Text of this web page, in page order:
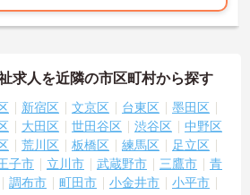
求人を近隣の市区町村から探す
新宿区 文京区 台東区
墨田区
大田区 世田谷区 渋谷区
中野区
荒川区 板橋区 練馬区
足立区
子市 立川市 武蔵野市 三鷹市
青
調布市 町田市 小金井市
小平市